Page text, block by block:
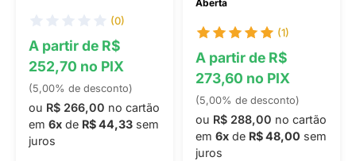
(0)
A partir de R$
252,70 no PIX
(5,00% de desconto)
ou R$ 266,00 no cartão
em 6x de R$ 44,33 sem
juros
Aberta
(1)
A partir de R$
273,60 no PIX
(5,00% de desconto)
ou R$ 288,00 no cartão
em 6x de R$ 48,00 sem
juros